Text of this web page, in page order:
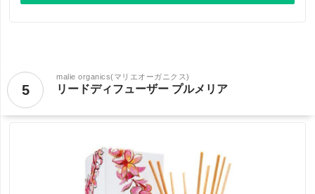
5
malie organics(マリエオーガニクス)
リードディフューザー プルメリア